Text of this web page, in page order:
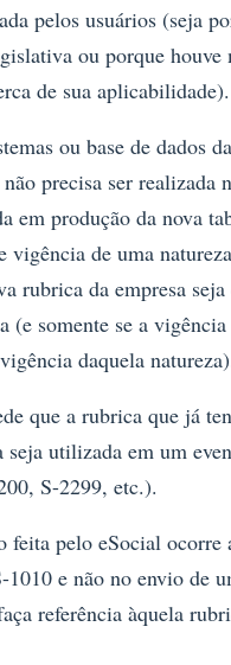
pelos usuários (seja
ou porque houve
de sua aplicabilidade).
ou base de dados
precisa ser realizada
em produção da nova
vigência de uma
rubrica da empresa seja
(e somente se a vigência
daquela
que a rubrica que já
seja utilizada em um
S-2299, etc.).
feita pelo eSocial ocorre
1010 e não no envio de
referência àquela